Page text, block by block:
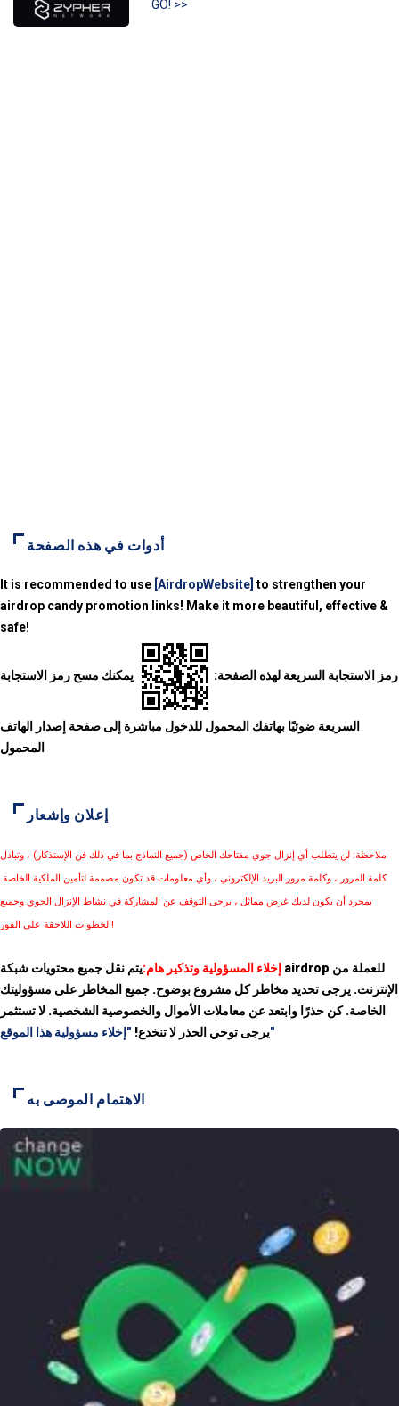
GO! >>
أدوات في هذه الصفحة
It is recommended to use [AirdropWebsite] to strengthen your
airdrop candy promotion links! Make it more beautiful, effective &
safe!
رمز الاستجابة السريعة لهذه الصفحة: يمكنك مسح رمز الاستجابة
السريعة ضوئيًا بهاتفك المحمول للدخول مباشرة إلى صفحة إصدار الهاتف
المحمول
إعلان وإشعار
ملاحظة: لن يتطلب أي إنزال جوي مفتاحك الخاص (جميع النماذج بما في ذلك فن الإستذكار) ، وتبادل
كلمة المرور ، وكلمة مرور البريد الإلكتروني ، وأي معلومات قد تكون مصممة لتأمين الملكية الخاصة.
بمجرد أن يكون لديك غرض مماثل ، يرجى التوقف عن المشاركة في نشاط الإنزال الجوي وجميع
الخطوات اللاحقة على الفور!
إخلاء المسؤولية وتذكير هام:يتم نقل جميع محتويات شبكة airdrop للعملة من
الإنترنت. يرجى تحديد مخاطر كل مشروع بوضوح. جميع المخاطر على مسؤوليتك
الخاصة. كن حذرًا وابتعد عن معاملات الأموال والخصوصية الشخصية. لا تستثمر
يرجى توخي الحذر لا تنخدع!"إخلاء مسؤولية هذا الموقع"
الاهتمام الموصى به